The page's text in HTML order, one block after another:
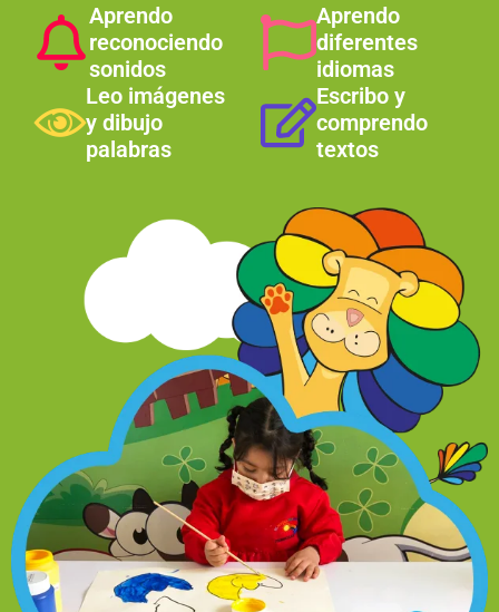
Aprendo
reconociendo
sonidos
Leo imágenes
y dibujo
palabras
Aprendo
diferentes
idiomas
Escribo y
comprendo
textos